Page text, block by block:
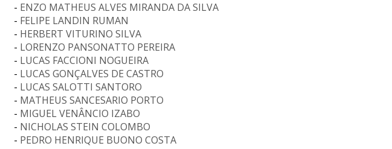
- ENZO MATHEUS ALVES MIRANDA DA SILVA
- FELIPE LANDIN RUMAN
- HERBERT VITURINO SILVA
- LORENZO PANSONATTO PEREIRA
- LUCAS FACCIONI NOGUEIRA
- LUCAS GONÇALVES DE CASTRO
- LUCAS SALOTTI SANTORO
- MATHEUS SANCESARIO PORTO
- MIGUEL VENÂNCIO IZABO
- NICHOLAS STEIN COLOMBO
- PEDRO HENRIQUE BUONO COSTA